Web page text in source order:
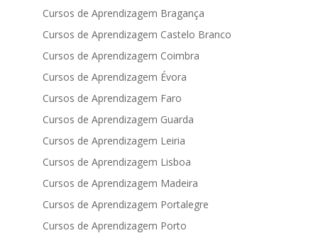
Cursos de Aprendizagem Bragança
Cursos de Aprendizagem Castelo Branco
Cursos de Aprendizagem Coimbra
Cursos de Aprendizagem Évora
Cursos de Aprendizagem Faro
Cursos de Aprendizagem Guarda
Cursos de Aprendizagem Leiria
Cursos de Aprendizagem Lisboa
Cursos de Aprendizagem Madeira
Cursos de Aprendizagem Portalegre
Cursos de Aprendizagem Porto